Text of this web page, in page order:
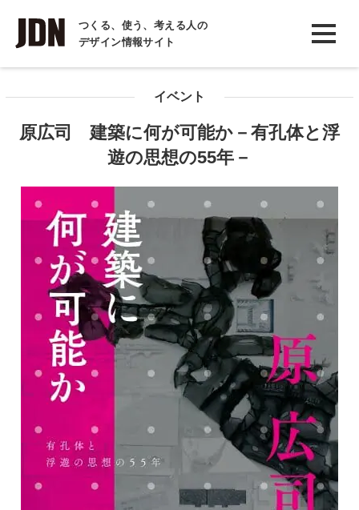
つくる、使う、考える人の
デザイン情報サイト
INTERVIEW
インタビュー
COLUMN
イベント
原広司 建築に何が可能か－有孔体と浮
遊の思想の55年－